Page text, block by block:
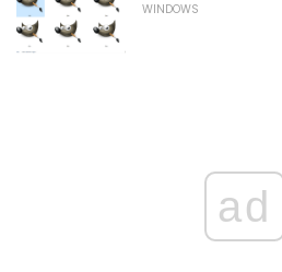
WINDOWS
ad